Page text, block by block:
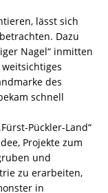
lässt sich
Dazu
Nagel“ inmitten
des
schnell
Pückler-Land“
Projekte zum
und
zu erarbeiten,
in